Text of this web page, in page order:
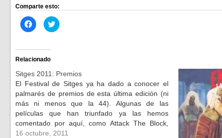
Comparte esto:
Haz
clic
Facebook
(Se
abre
en
una
ventana
nueva)
Haz
clic
en
una
ventana
nueva)
Relacionado
Sitges 2011: Premios
El Festival de Sitges ya ha dado a conocer el
palmarés de premios de esta última edición (ni
más ni menos que la 44). Algunas de las
películas que han triunfado ya las hemos
comentado por aquí, como Attack The Block,
que se ha llevado tres premios, Eva que se ha…
16 octubre, 2011